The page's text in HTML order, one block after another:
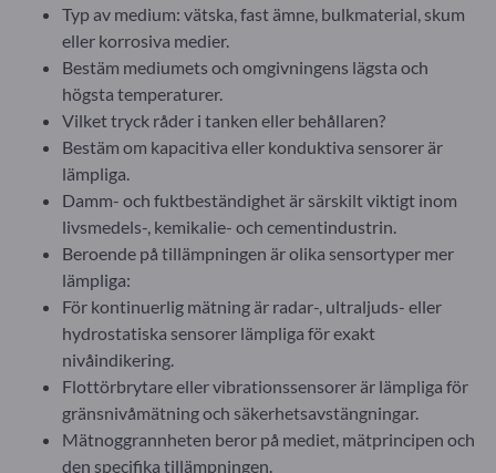
Typ av medium: vätska, fast ämne, bulkmaterial, skum
eller korrosiva medier.
Bestäm mediumets och omgivningens lägsta och
högsta temperaturer.
Vilket tryck råder i tanken eller behållaren?
Bestäm om kapacitiva eller konduktiva sensorer är
lämpliga.
Damm- och fuktbeständighet är särskilt viktigt inom
livsmedels-, kemikalie- och cementindustrin.
Beroende på tillämpningen är olika sensortyper mer
lämpliga:
För kontinuerlig mätning är radar-, ultraljuds- eller
hydrostatiska sensorer lämpliga för exakt
nivåindikering.
Flottörbrytare eller vibrationssensorer är lämpliga för
gränsnivåmätning och säkerhetsavstängningar.
Mätnoggrannheten beror på mediet, mätprincipen och
den specifika tillämpningen.